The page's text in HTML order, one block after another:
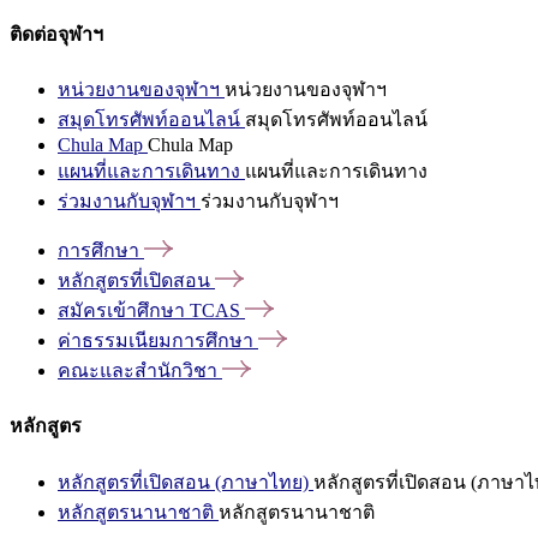
ติดต่อจุฬาฯ
หน่วยงานของจุฬาฯ หน่วยงานของจุฬาฯ
สมุดโทรศัพท์ออนไลน์ สมุดโทรศัพท์ออนไลน์
Chula Map Chula Map
แผนที่และการเดินทาง แผนที่และการเดินทาง
ร่วมงานกับจุฬาฯ ร่วมงานกับจุฬาฯ
การศึกษา
หลักสูตรที่เปิดสอน
สมัครเข้าศึกษา TCAS
ค่าธรรมเนียมการศึกษา
คณะและสำนักวิชา
หลักสูตร
หลักสูตรที่เปิดสอน (ภาษาไทย) หลักสูตรที่เปิดสอน (ภาษาไ
หลักสูตรนานาชาติ หลักสูตรนานาชาติ